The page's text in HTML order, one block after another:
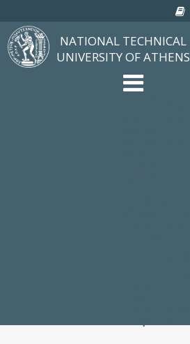
NATIONAL TECHNICAL
UNIVERSITY OF ATHENS